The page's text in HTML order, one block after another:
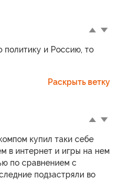
политику и Россию, то
Раскрыть ветку
купил таки себе
в интернет и игры на нем
по сравнением с
подзастряли во